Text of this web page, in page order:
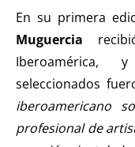
En su primera
Muguercia
Iberoamérica,
seleccionados
iberoamericano
profesional de